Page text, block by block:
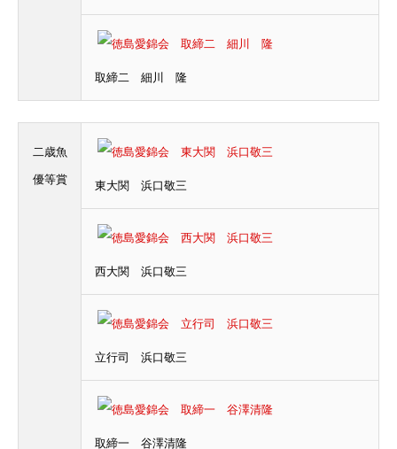
取締二 細川 隆
二歳魚
優等賞 東大関 浜口敬三
西大関 浜口敬三
立行司 浜口敬三
取締一 谷澤清隆